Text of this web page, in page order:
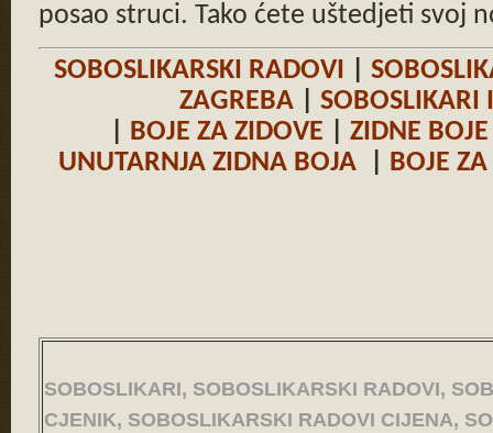
posao struci. Tako ćete uštedjeti svoj
SOBOSLIKARSKI RADOVI
ZAGREBA
SOBOSLIKARI
BOJE ZA ZIDOVE ZIDNE BOJE
UNUTARNJA ZIDNA BOJA| BOJE
SOBOSLIKARI, SOBOSLIKARSKI RADOVI,
CJENIK, SOBOSLIKARSKI RADOVI CIJENA,